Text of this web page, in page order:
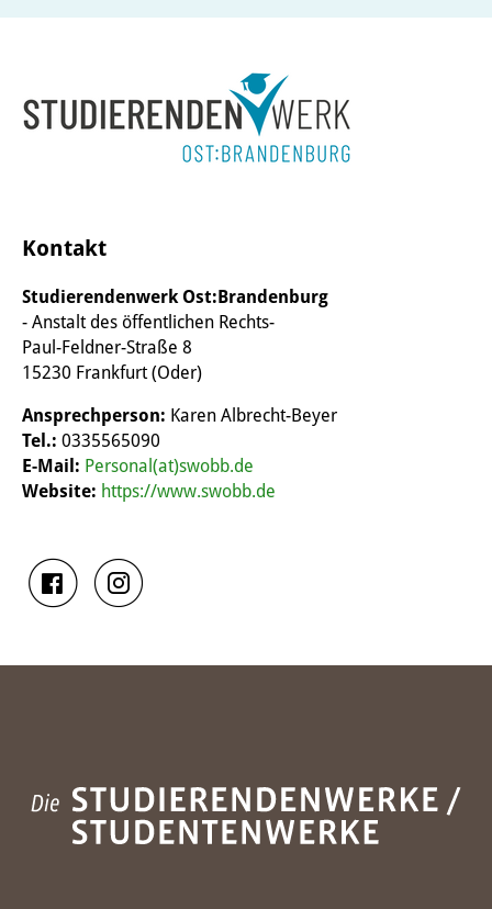
Kontakt
Studierendenwerk Ost:Brandenburg
- Anstalt des öffentlichen Rechts-
Paul-Feldner-Straße 8
15230 Frankfurt (Oder)
Ansprechperson: Karen Albrecht-Beyer
Tel.: 0335565090
E-Mail: Personal(at)swobb.de
Website: https://www.swobb.de